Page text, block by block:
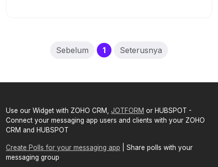
Sebelum 1(current)
Seterusnya
Use our Widget with ZOHO CRM, JOTFORM or HUBSPOT -
Connect your messaging app users and clients with your ZOHO
CRM and HUBSPOT
Create Polls for your messaging app | Share polls with your
messaging group